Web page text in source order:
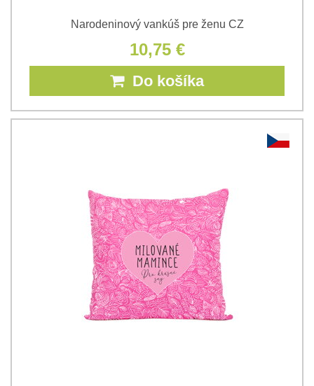
Narodeninový vankúš pre ženu CZ
10,75 €
Do košíka